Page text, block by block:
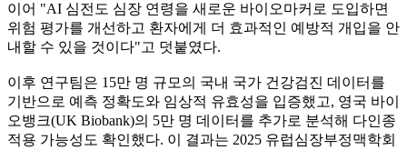
이어 "AI 심전도 심장 연령을 새로운 바이오마커로 도입하면
위험 평가를 개선하고 환자에게 더 효과적인 예방적 개입을 안
내할 수 있을 것이다"고 덧붙였다.
이후 연구팀은 15만 명 규모의 국내 국가 건강검진 데이터를
기반으로 예측 정확도와 임상적 유효성을 입증했고, 영국 바이
오뱅크(UK Biobank)의 5만 명 데이터를 추가로 분석해 다인종
적용 가능성도 확인했다. 이 결과는 2025 유럽심장부정맥학회